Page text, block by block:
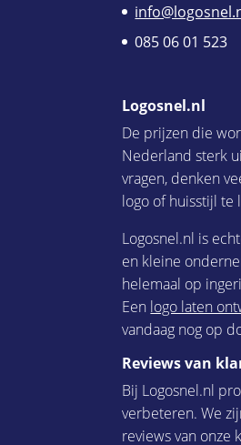
085 06 01 523
Logosnel.nl
De prijzen die
Nederland sterk
vragen, denken
logo of huisstijl
Logosnel.nl is
en kleine
helemaal op
Een logo laten
vandaag nog op
Reviews van
Bij Logosnel.nl
verbeteren. We
reviews van onze